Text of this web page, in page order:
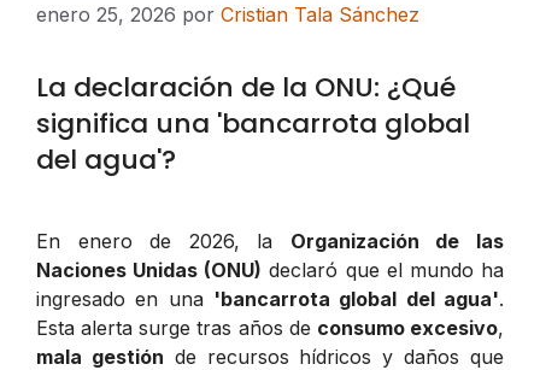
enero 25, 2026 por Cristian Tala Sánchez
La declaración de la ONU: ¿Qué
significa una 'bancarrota global
del agua'?
En enero de 2026, la Organización de las
Naciones Unidas (ONU) declaró que el mundo ha
ingresado en una 'bancarrota global del agua'.
Esta alerta surge tras años de consumo excesivo,
mala gestión de recursos hídricos y daños que